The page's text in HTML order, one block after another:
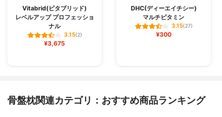
Vitabrid(ビタブリッド)
レベルアップ プロフェッショ
ナル
3.15(2)
¥3,675
DHC(ディーエイチシー)
マルチビタミン
3.15(27)
¥300
骨盤枕関連カテゴリ：おすすめ商品ランキング